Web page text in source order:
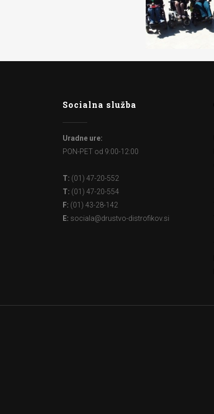
Socialna služba
Uradne ure:
PON-PET od 9:00-12:00
T: (01) 47-20-552
T: (01) 47-20-554
F: (01) 43-28-142
E: sociala@drustvo-distrofikov.si